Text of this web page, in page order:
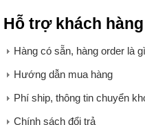
Hỗ trợ khách hàng
Hàng có sẵn, hàng order là
Hướng dẫn mua hàng
Phí ship, thông tin chuyển
Chính sách đổi trả